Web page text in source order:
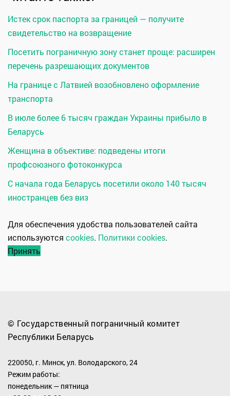
Истек срок паспорта за границей — получите
свидетельство на возвращение
Посетить пограничную зону станет проще: расширен
перечень разрешающих документов
На границе с Латвией возобновлено оформление
транспорта
В июле более 6 тысяч граждан Украины прибыло в
Беларусь
Женщина в объективе: подведены итоги
профсоюзного фотоконкурса
С начала года Беларусь посетили около 140 тысяч
иностранцев без виз
Для обеспечения удобства пользователей сайта
используются cookies. Политики cookies.
Принять
© Государственный пограничный комитет
Республики Беларусь
220050, г. Минск, ул. Володарского, 24
Режим работы:
понедельник — пятница